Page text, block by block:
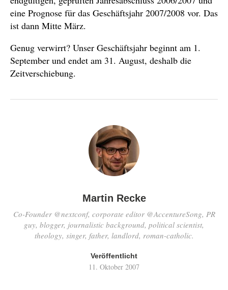
eine Prognose für das Geschäftsjahr 2007/2008 vor. Das
ist dann Mitte März.
Genug verwirrt? Unser Geschäftsjahr beginnt am 1.
September und endet am 31. August, deshalb die
Zeitverschiebung.
Martin Recke
Co-Founder @nextconf, corporate editor @AccentureSong, PR
guy, blogger, journalistic background, political scientist,
theology, singer, father, landlord, roman-catholic.
Veröffentlicht
11. Oktober 2007